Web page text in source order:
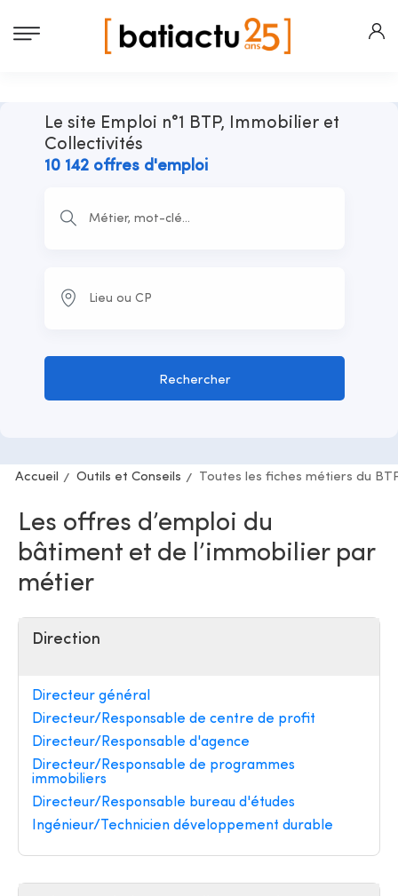
Le site Emploi n°1 BTP, Immobilier et
Collectivités
10 142 offres d'emploi
Rechercher
Accueil Outils et Conseils Toutes les fiches métiers du
Les offres d’emploi du
bâtiment et de l’immobilier par
métier
Direction
Directeur général
Directeur/Responsable de centre de profit
Directeur/Responsable d'agence
Directeur/Responsable de programmes
immobiliers
Directeur/Responsable bureau d'études
Ingénieur/Technicien développement durable